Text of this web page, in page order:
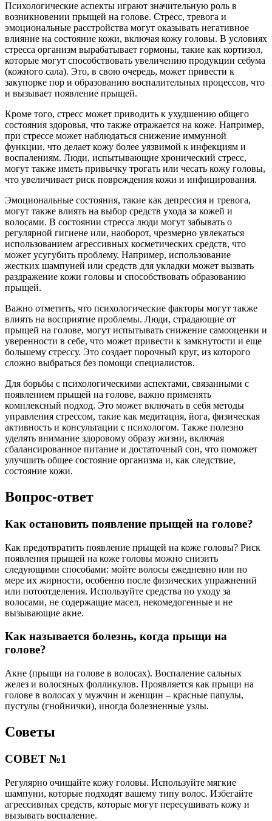
Психологические аспекты играют значительную роль в
возникновении прыщей на голове. Стресс, тревога и
эмоциональные расстройства могут оказывать негативное
влияние на состояние кожи, включая кожу головы. В условиях
стресса организм вырабатывает гормоны, такие как кортизол,
которые могут способствовать увеличению продукции себума
(кожного сала). Это, в свою очередь, может привести к
закупорке пор и образованию воспалительных процессов, что
и вызывает появление прыщей.
Кроме того, стресс может приводить к ухудшению общего
состояния здоровья, что также отражается на коже. Например,
при стрессе может наблюдаться снижение иммунной
функции, что делает кожу более уязвимой к инфекциям и
воспалениям. Люди, испытывающие хронический стресс,
могут также иметь привычку трогать или чесать кожу головы,
что увеличивает риск повреждения кожи и инфицирования.
Эмоциональные состояния, такие как депрессия и тревога,
могут также влиять на выбор средств ухода за кожей и
волосами. В состоянии стресса люди могут забывать о
регулярной гигиене или, наоборот, чрезмерно увлекаться
использованием агрессивных косметических средств, что
может усугубить проблему. Например, использование
жестких шампуней или средств для укладки может вызвать
раздражение кожи головы и способствовать образованию
прыщей.
Важно отметить, что психологические факторы могут также
влиять на восприятие проблемы. Люди, страдающие от
прыщей на голове, могут испытывать снижение самооценки и
уверенности в себе, что может привести к замкнутости и еще
большему стрессу. Это создает порочный круг, из которого
сложно выбраться без помощи специалистов.
Для борьбы с психологическими аспектами, связанными с
появлением прыщей на голове, важно применять
комплексный подход. Это может включать в себя методы
управления стрессом, такие как медитация, йога, физическая
активность и консультации с психологом. Также полезно
уделять внимание здоровому образу жизни, включая
сбалансированное питание и достаточный сон, что поможет
улучшить общее состояние организма и, как следствие,
состояние кожи.
Вопрос-ответ
Как остановить появление прыщей на голове?
Как предотвратить появление прыщей на коже головы? Риск
появления прыщей на коже головы можно снизить
следующими способами: мойте волосы ежедневно или по
мере их жирности, особенно после физических упражнений
или потоотделения. Используйте средства по уходу за
волосами, не содержащие масел, некомедогенные и не
вызывающие акне.
Как называется болезнь, когда прыщи на
голове?
Акне (прыщи на голове в волосах). Воспаление сальных
желез и волосяных фолликулов. Проявляется как прыщи на
голове в волосах у мужчин и женщин – красные папулы,
пустулы (гнойнички), иногда болезненные узлы.
Советы
СОВЕТ №1
Регулярно очищайте кожу головы. Используйте мягкие
шампуни, которые подходят вашему типу волос. Избегайте
агрессивных средств, которые могут пересушивать кожу и
вызывать воспаление.